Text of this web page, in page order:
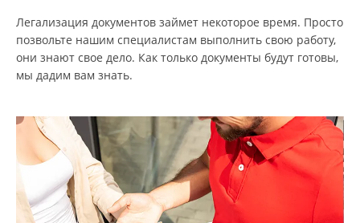
Легализация документов займет некоторое время. Просто
позвольте нашим специалистам выполнить свою работу,
они знают свое дело. Как только документы будут готовы,
мы дадим вам знать.